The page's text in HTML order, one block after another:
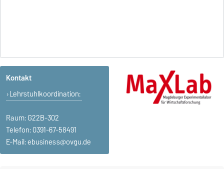
Kontakt
Lehrstuhlkoordination:
Raum: G22B-302
Telefon: 0391-67-58491
E-Mail:ebusiness@ovgu.de